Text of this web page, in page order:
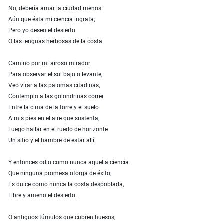
No, debería amar la ciudad menos
Aún que ésta mi ciencia ingrata;
Pero yo deseo el desierto
O las lenguas herbosas de la costa.
Camino por mi airoso mirador
Para observar el sol bajo o levante,
Veo virar a las palomas citadinas,
Contemplo a las golondrinas correr
Entre la cima de la torre y el suelo
A mis pies en el aire que sustenta;
Luego hallar en el ruedo de horizonte
Un sitio y el hambre de estar allí.
Y entonces odio como nunca aquella ciencia
Que ninguna promesa otorga de éxito;
Es dulce como nunca la costa despoblada,
Libre y ameno el desierto.
O antiguos túmulos que cubren huesos,